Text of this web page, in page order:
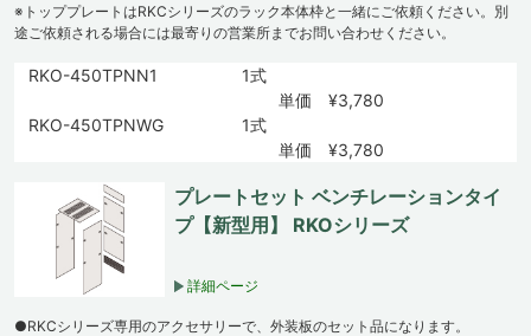
※トッププレートはRKCシリーズのラック本体枠と一緒にご依頼ください。別
途ご依頼される場合には最寄りの営業所までお問い合わせください。
RKO-450TPNN1
1式
単価 ¥3,780
RKO-450TPNWG
1式
単価 ¥3,780
プレートセット ベンチレーションタイ
プ【新型用】 RKOシリーズ
詳細ページ
●RKCシリーズ専用のアクセサリーで、外装板のセット品になります。